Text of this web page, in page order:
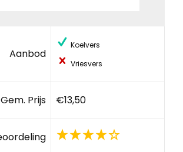
Aanbod
Koelvers
Vriesvers
Gem. Prijs €13,50